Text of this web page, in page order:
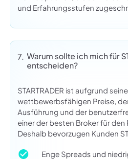
und Erfahrungsstufen
7. Warum sollte ich mich für
entscheiden?
STARTRADER ist aufgrund
wettbewerbsfähigen Preise,
Ausführung und der
einer der besten Broker für den
Deshalb bevorzugen Kunden
Enge Spreads und